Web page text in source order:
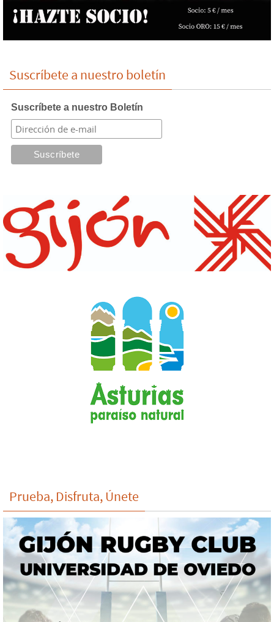
Suscríbete a nuestro boletín
Suscríbete a nuestro Boletín
Prueba, Disfruta, Únete